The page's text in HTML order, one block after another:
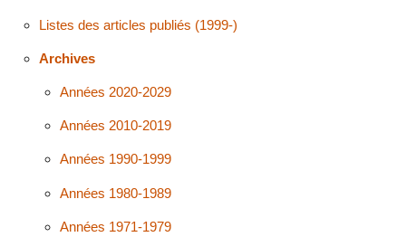
Listes des articles publiés (1999-)
Archives
Années 2020-2029
Années 2010-2019
Années 1990-1999
Années 1980-1989
Années 1971-1979